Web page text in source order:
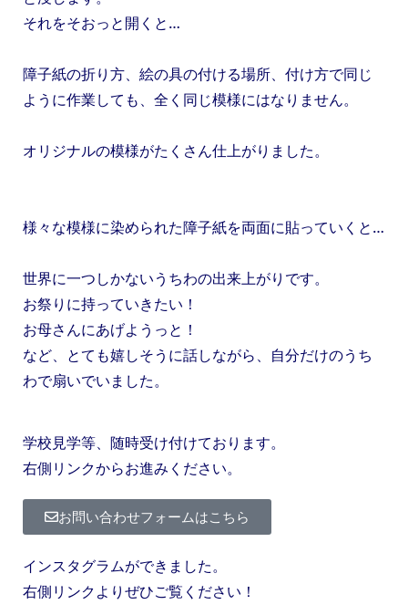
それをそおっと開くと…
障子紙の折り方、絵の具の付ける場所、付け方で同じ
ように作業しても、全く同じ模様にはなりません。
オリジナルの模様がたくさん仕上がりました。
様々な模様に染められた障子紙を両面に貼っていくと…
世界に一つしかないうちわの出来上がりです。
お祭りに持っていきたい！
お母さんにあげようっと！
など、とても嬉しそうに話しながら、自分だけのうち
わで扇いでいました。
学校見学等、随時受け付けております。
右側リンクからお進みください。
お問い合わせフォームはこちら
インスタグラムができました。
右側リンクよりぜひご覧ください！